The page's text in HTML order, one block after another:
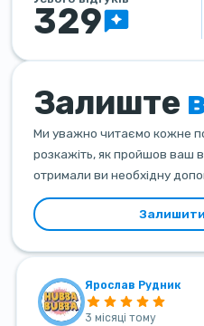
329
Залиште
Ми уважно читаємо кожне
розкажіть, як пройшов ваш
отримали ви необхідну
Залишити
Ярослав Рудник
3 місяці тому